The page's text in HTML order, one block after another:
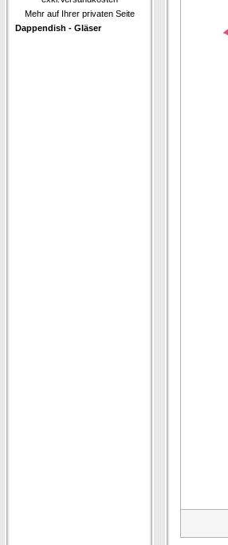
Mehr auf Ihrer privaten Seite
Dappendish - Gläser